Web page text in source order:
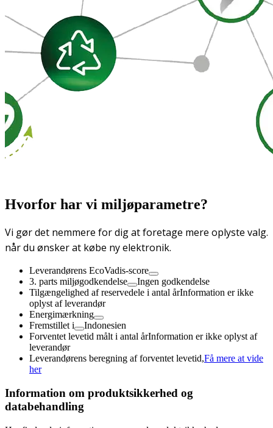
Hvorfor har vi miljøparametre?
Vi gør det nemmere for dig at foretage mere oplyste valg.
når du ønsker at købe ny elektronik.
Leverandørens EcoVadis-score
3. parts miljøgodkendelse
Ingen godkendelse
Tilgængelighed af reservedele i antal årInformation er ikke
oplyst af leverandør
Energimærkning
Fremstillet i
Indonesien
Forventet levetid målt i antal årInformation er ikke oplyst af
leverandør
Leverandørens beregning af forventet levetid,Få mere at vide
her
Information om produktsikkerhed og
databehandling